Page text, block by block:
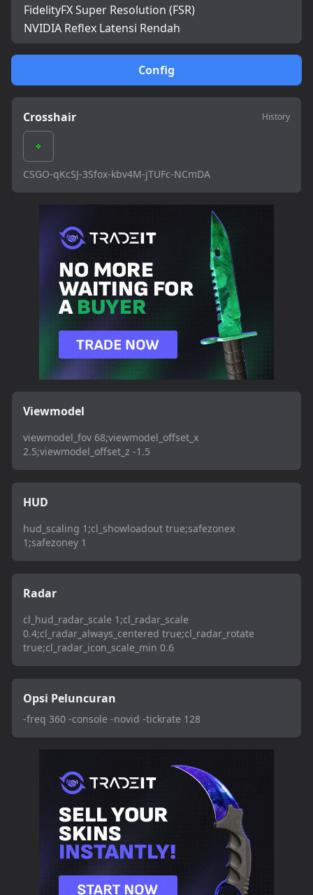
Config
Crosshair History
CSGO-qKcSJ-3Sfox-kbv4M-jTUFc-NCmDA
Viewmodel
viewmodel_fov 68;viewmodel_offset_x
2.5;viewmodel_offset_z -1.5
HUD
hud_scaling 1;cl_showloadout true;safezonex
1;safezoney 1
Radar
cl_hud_radar_scale 1;cl_radar_scale
0.4;cl_radar_always_centered true;cl_radar_rotate
true;cl_radar_icon_scale_min 0.6
Opsi Peluncuran
-freq 360 -console -novid -tickrate 128
FidelityFX Super Resolution (FSR)
NVIDIA Reflex Latensi Rendah